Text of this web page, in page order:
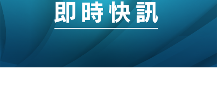
財經｜大摩削老鋪黃金目標價至505元 惟維持「增
持」評級
13:49
本地｜華嫂冰室太子店涉提供失實資料 遭禁申請輸入
中國｜強颱風「白海豚」殘渦北上 上海取消逾900班